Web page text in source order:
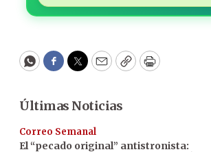
WhatsApp
Facebook
Twitter
EmailCopyPrint
Últimas Noticias
Correo Semanal
El “pecado original” antistronista: